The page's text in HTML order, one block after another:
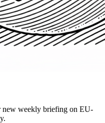
new weekly briefing on EU-